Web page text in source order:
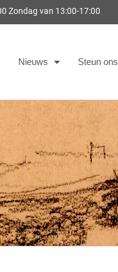
Zondag van 13:00-17:00
Nieuws Steun ons